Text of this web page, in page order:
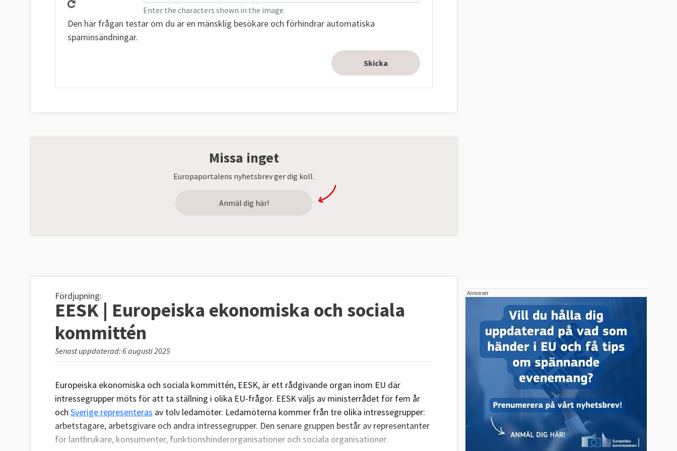
Enter the characters shown in the image.
Den här frågan testar om du är en mänsklig besökare och förhindrar automatiska
spaminsändningar.
Missa inget
Europaportalens nyhetsbrev ger dig koll.
Anmäl dig här!
Fördjupning:
EESK | Europeiska ekonomiska och sociala
kommittén
Senast uppdaterad: 6 augusti 2025
Europeiska ekonomiska och sociala kommittén, EESK, är ett rådgivande organ inom EU där
intressegrupper möts för att ta ställning i olika EU-frågor. EESK väljs av ministerrådet för fem år
och Sverige representeras av tolv ledamöter. Ledamöterna kommer från tre olika intressegrupper:
arbetstagare, arbetsgivare och andra intressegrupper. Den senare gruppen består av representanter
för lantbrukare, konsumenter, funktionshinderorganisationer och sociala organisationer.
Annonser